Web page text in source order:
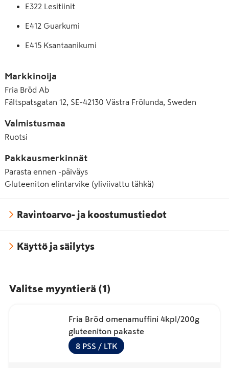
E322 Lesitiinit
E412 Guarkumi
E415 Ksantaanikumi
E466 Karboksimetyyliselluloosa (CMC),
natriumkarboksimetyyliselluloosa
E500 Natriumkarbonaatti
Markkinoija
Fria Bröd Ab
Fältspatsgatan 12, SE-42130 Västra Frölunda, Sweden
Valmistusmaa
Ruotsi
Pakkausmerkinnät
Parasta ennen -päiväys
Gluteeniton elintarvike (yliviivattu tähkä)
Ravintoarvo- ja koostumustiedot
Käyttö ja säilytys
Valitse myyntierä (1 )
Fria Bröd omenamuffini 4kpl/200g
gluteeniton pakaste
8 PSS / LTK